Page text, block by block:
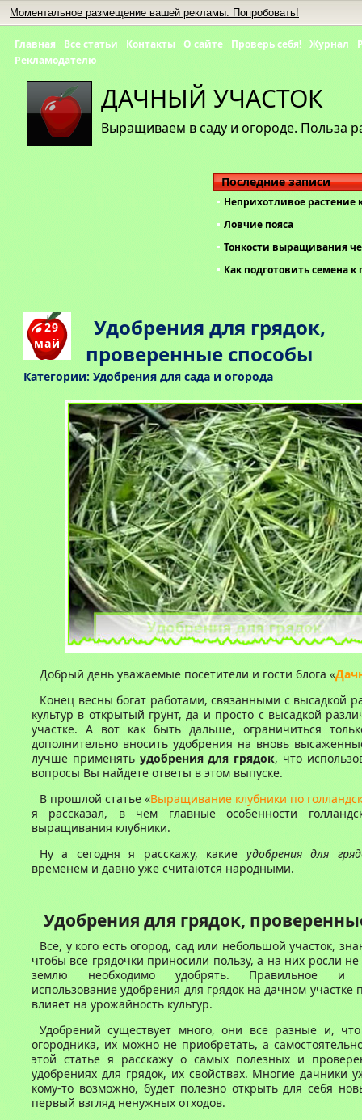
ДАЧНЫЙ УЧАСТОК
Выращиваем в саду и огороде. Польза
Главная Все статьи Контакты О сайте Проверь себя! Журнал
Рекламодателю
Последние записи
Неприхотливое растение
Ловчие пояса
Тонкости выращивания
Как подготовить семена к
29
май
Удобрения для грядок,
проверенные способы
Категории: Удобрения для сада и огорода
Добрый день уважаемые посетители и гости блога «
Конец весны богат работами, связанными с высадкой
культур в открытый грунт, да и просто с высадкой
участке. А вот как быть дальше, ограничиться
дополнительно вносить удобрения на вновь
лучше применять удобрения для грядок, что
вопросы Вы найдете ответы в этом выпуске.
В прошлой статье «Выращивание клубники по
я рассказал, в чем главные особенности
выращивания клубники.
Ну а сегодня я расскажу, какие удобрения для
временем и давно уже считаются народными.
Удобрения для грядок,
Все, у кого есть огород, сад или небольшой участок,
чтобы все грядочки приносили пользу, а на них росли не
землю необходимо удобрять. Правильное и
использование удобрения для грядок на дачном
влияет на урожайность культур.
Удобрений существует много, они все разные и,
огородника, их можно не приобретать, а
этой статье я расскажу о самых полезных и
удобрениях для грядок, их свойствах. Многие дачники
кому-то возможно, будет полезно открыть для себя
первый взгляд ненужных отходов.
Моментальное размещение вашей рекламы. Попробовать!